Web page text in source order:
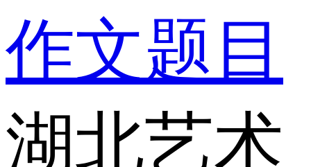
作文题目
湖北艺术